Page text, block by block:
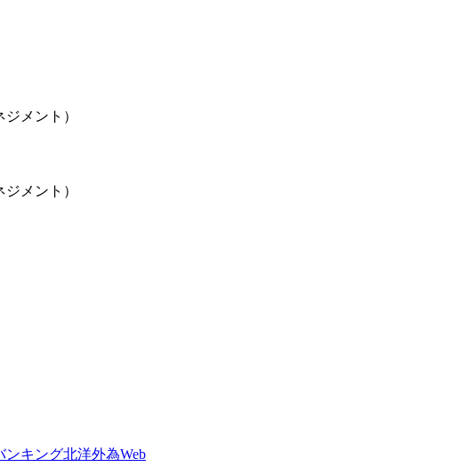
メント）
メント）
ンキング北洋外為Web